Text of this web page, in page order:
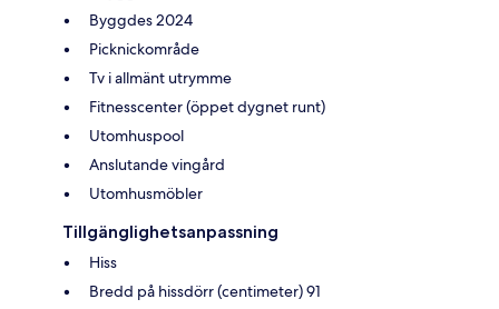
Byggdes 2024
Picknickområde
Tv i allmänt utrymme
Fitnesscenter (öppet dygnet runt)
Utomhuspool
Anslutande vingård
Utomhusmöbler
Tillgänglighetsanpassning
Hiss
Bredd på hissdörr (centimeter) 91